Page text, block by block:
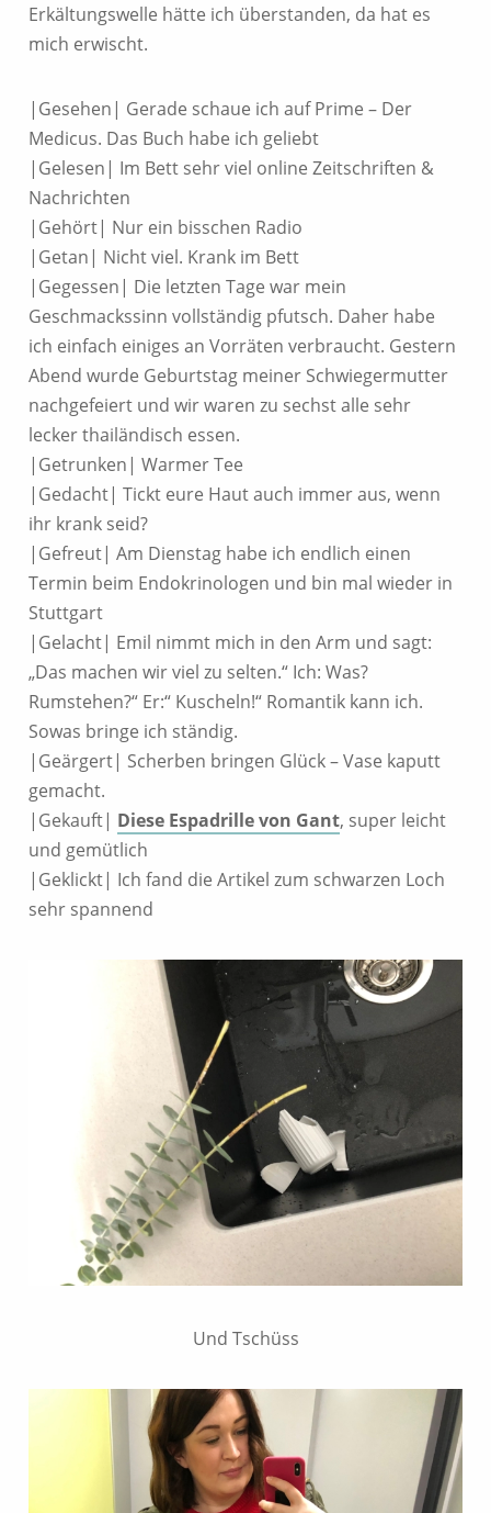
Erkältungswelle hätte ich überstanden, da hat es
mich erwischt.
|Gesehen| Gerade schaue ich auf Prime – Der
Medicus. Das Buch habe ich geliebt
|Gelesen| Im Bett sehr viel online Zeitschriften &
Nachrichten
|Gehört| Nur ein bisschen Radio
|Getan| Nicht viel. Krank im Bett
|Gegessen| Die letzten Tage war mein
Geschmackssinn vollständig pfutsch. Daher habe
ich einfach einiges an Vorräten verbraucht. Gestern
Abend wurde Geburtstag meiner Schwiegermutter
nachgefeiert und wir waren zu sechst alle sehr
lecker thailändisch essen.
|Getrunken| Warmer Tee
|Gedacht| Tickt eure Haut auch immer aus, wenn
ihr krank seid?
|Gefreut| Am Dienstag habe ich endlich einen
Termin beim Endokrinologen und bin mal wieder in
Stuttgart
|Gelacht| Emil nimmt mich in den Arm und sagt:
„Das machen wir viel zu selten.“ Ich: Was?
Rumstehen?“ Er:“ Kuscheln!“ Romantik kann ich.
Sowas bringe ich ständig.
|Geärgert| Scherben bringen Glück – Vase kaputt
gemacht.
|Gekauft| Diese Espadrille von Gant, super leicht
und gemütlich
|Geklickt| Ich fand die Artikel zum schwarzen Loch
sehr spannend
Und Tschüss